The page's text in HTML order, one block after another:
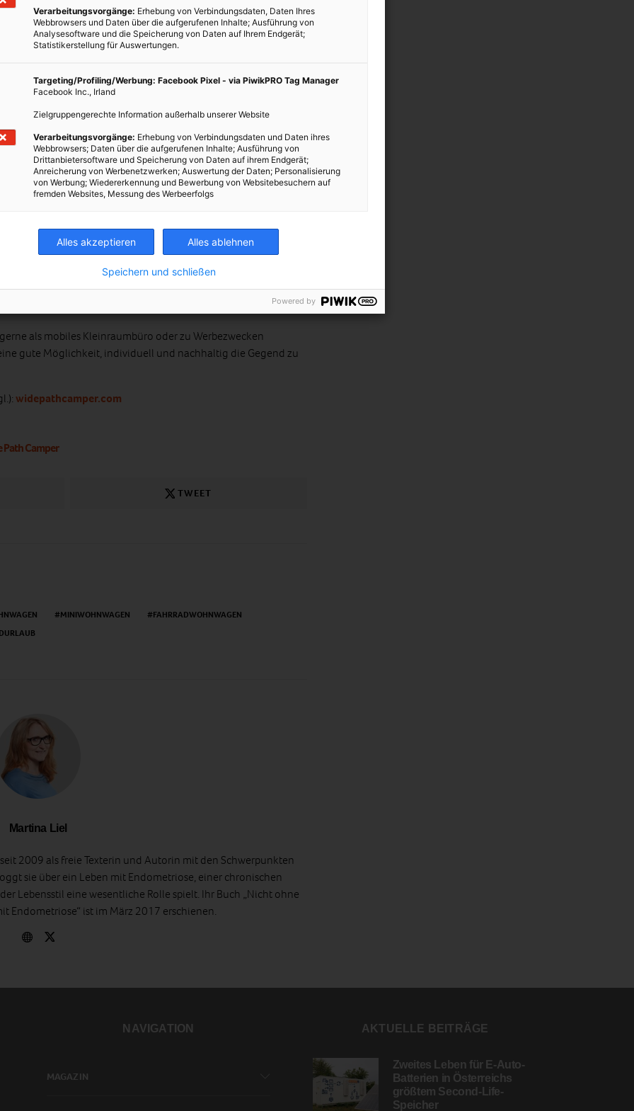
als mobiles Kleinraumbüro oder zu Werbezwecken
gute Möglichkeit, individuell und nachhaltig die Gegend zu
widepathcamper.com
Path Camper
TWEET
MINIWOHNWAGEN
FAHRRADWOHNWAGEN
Martina Liel
2009 als freie Texterin und Autorin mit den Schwerpunkten
sie über ein Leben mit Endometriose, einer chronischen
Lebensstil eine wesentliche Rolle spielt. Ihr Buch „Nicht ohne
Endometriose“ ist im März 2017 erschienen.
NAVIGATION
MAGAZIN
AKTUELLE BEITRÄGE
Zweites Leben für E-Auto-
Batterien in Österreichs
größtem Second-Life-
Speicher
Verarbeitungsvorgänge: Erhebung von Verbindungsdaten, Daten Ihres
Webbrowsers und Daten über die aufgerufenen Inhalte; Ausführung von
Analysesoftware und die Speicherung von Daten auf Ihrem Endgerät;
Statistikerstellung für Auswertungen.
Targeting/Profiling/Werbung: Facebook Pixel - via PiwikPRO Tag Manager
Facebook Inc., Irland
Zielgruppengerechte Information außerhalb unserer Website
Verarbeitungsvorgänge: Erhebung von Verbindungsdaten und Daten ihres
Webbrowsers; Daten über die aufgerufenen Inhalte; Ausführung von
Drittanbietersoftware und Speicherung von Daten auf ihrem Endgerät;
Anreicherung von Werbenetzwerken; Auswertung der Daten; Personalisierung
von Werbung; Wiedererkennung und Bewerbung von Websitebesuchern auf
fremden Websites, Messung des Werbeerfolgs
Alles akzeptieren Alles ablehnen
Speichern und schließen
Powered by